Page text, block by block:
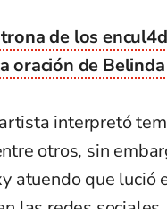
de los
oración de Belinda
interpretó
otros, sin
atuendo que lució